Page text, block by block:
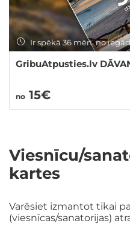
Ir spēkā 36 mēn. no
GribuAtpusties.lv
no 15€
Viesnīcu/
kartes
Varēsiet izmantot tikai
(viesnīcas/sanatorijas)